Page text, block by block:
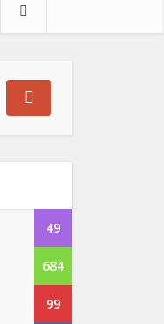
49
684
99